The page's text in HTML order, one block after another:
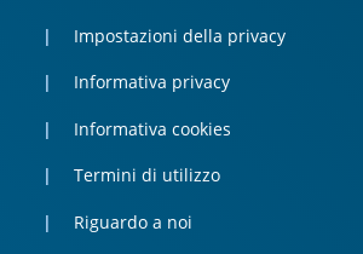
Impostazioni della privacy
Informativa privacy
Informativa cookies
Termini di utilizzo
Riguardo a noi